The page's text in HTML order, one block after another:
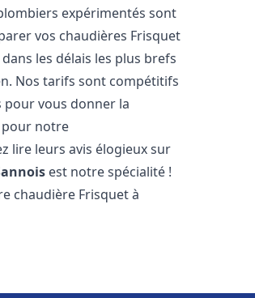
expérimentés sont
vos chaudières Frisquet
les délais les plus brefs
Nos tarifs sont compétitifs
vous donner la
notre
lire leurs avis élogieux sur
est notre spécialité !
chaudière Frisquet à